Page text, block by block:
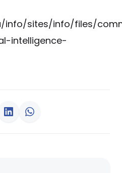
info/sites/info/files/
intelligence-